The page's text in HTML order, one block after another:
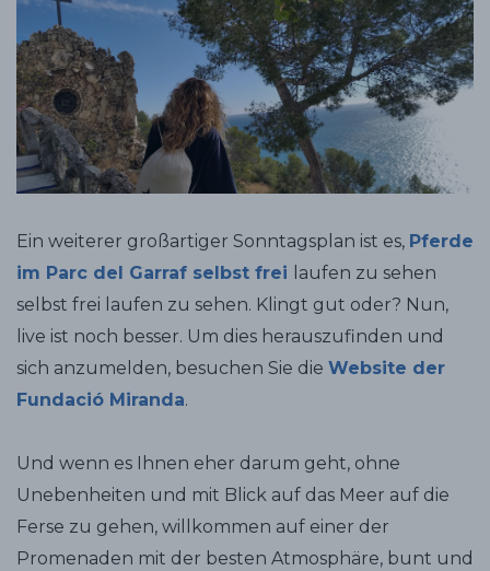
Ein weiterer großartiger Sonntagsplan ist es, Pferde
im Parc del Garraf selbst frei
laufen zu sehen
selbst frei laufen zu sehen. Klingt gut oder? Nun,
live ist noch besser. Um dies herauszufinden und
sich anzumelden, besuchen Sie die Website der
Fundació Miranda.
Und wenn es Ihnen eher darum geht, ohne
Unebenheiten und mit Blick auf das Meer auf die
Ferse zu gehen, willkommen auf einer der
Promenaden mit der besten Atmosphäre, bunt und